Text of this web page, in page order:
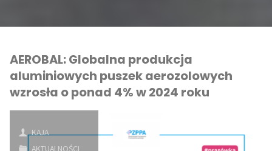
AEROBAL: Globalna produkcja
aluminiowych puszek aerozolowych
wzrosła o ponad 4% w 2024 roku
KAJA
AKTUALNOŚCI